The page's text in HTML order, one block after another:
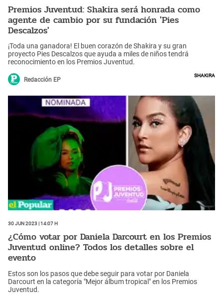
Premios Juventud: Shakira será honrada como
agente de cambio por su fundación 'Pies
Descalzos'
¡Toda una ganadora! El buen corazón de Shakira y su gran
proyecto Pies Descalzos que ayuda a miles de niños tendrá
reconocimiento en los Premios Juventud.
Redacción EP
Shakira
30 Jun 2023 | 14:07 h
¿Cómo votar por Daniela Darcourt en los Premios
Juventud online? Todos los detalles sobre el
evento
Estos son los pasos que debe seguir para votar por Daniela
Darcourt en la categoría "Mejor álbum tropical" en los Premios
Juventud.